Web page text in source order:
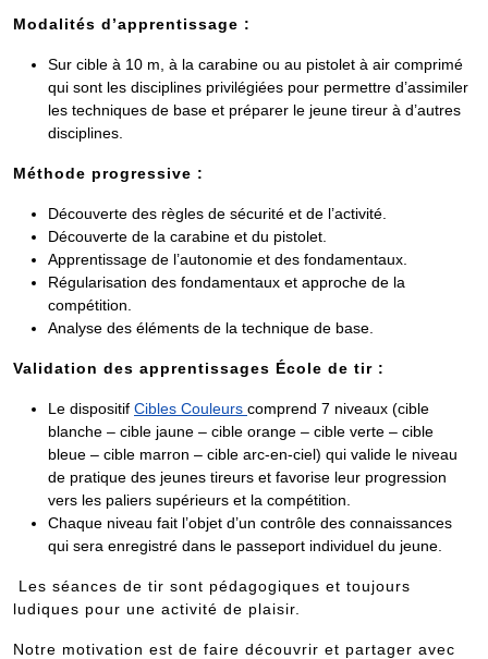
Modalités d’apprentissage :
Sur cible à 10 m, à la carabine ou au pistolet à air comprimé
qui sont les disciplines privilégiées pour permettre d’assimiler
les techniques de base et préparer le jeune tireur à d’autres
disciplines.
Méthode progressive :
Découverte des règles de sécurité et de l’activité.
Découverte de la carabine et du pistolet.
Apprentissage de l’autonomie et des fondamentaux.
Régularisation des fondamentaux et approche de la
compétition.
Analyse des éléments de la technique de base.
Validation des apprentissages École de tir :
Le dispositif Cibles Couleurs comprend 7 niveaux (cible
blanche – cible jaune – cible orange – cible verte – cible
bleue – cible marron – cible arc-en-ciel) qui valide le niveau
de pratique des jeunes tireurs et favorise leur progression
vers les paliers supérieurs et la compétition.
Chaque niveau fait l’objet d’un contrôle des connaissances
qui sera enregistré dans le passeport individuel du jeune.
Les séances de tir sont pédagogiques et toujours
ludiques pour une activité de plaisir.
Notre motivation est de faire découvrir et partager avec